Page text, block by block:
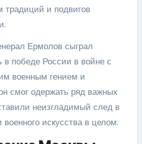
традиций и подвигов
Ермолов сыграл
в победе России в войне с
военным гением и
смог одержать ряд важных
неизгладимый след в
искусства в целом.